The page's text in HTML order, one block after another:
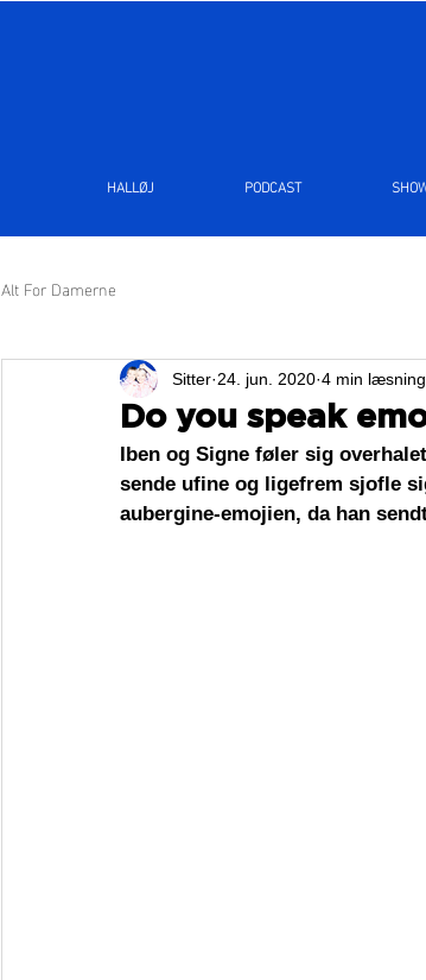
HALLØJ PODCAST
Alt For Damerne
Do you speak
Sitter 24. jun. 2020 4 min læsning
Iben og Signe føler sig
sende ufine og ligefrem sjofle
aubergine-emojien, da han